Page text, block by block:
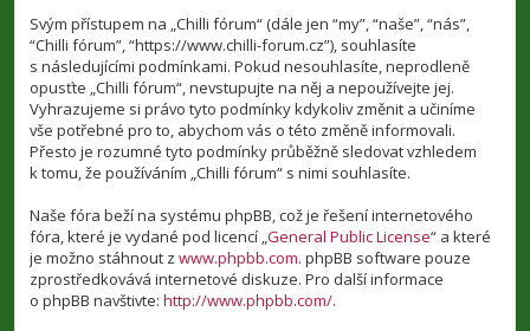
Svým přístupem na „Chilli fórum“ (dále jen “my”, “naše”, “nás”,
“Chilli fórum”, “https://www.chilli-forum.cz”), souhlasíte
s následujícími podmínkami. Pokud nesouhlasíte, neprodleně
opusťte „Chilli fórum“, nevstupujte na něj a nepoužívejte jej.
Vyhrazujeme si právo tyto podmínky kdykoliv změnit a učiníme
vše potřebné pro to, abychom vás o této změně informovali.
Přesto je rozumné tyto podmínky průběžně sledovat vzhledem
k tomu, že používáním „Chilli fórum“ s nimi souhlasíte.
Naše fóra beží na systému phpBB, což je řešení internetového
fóra, které je vydané pod licencí „General Public License“ a které
je možno stáhnout z www.phpbb.com. phpBB software pouze
zprostředkovává internetové diskuze. Pro další informace
o phpBB navštivte: http://www.phpbb.com/.